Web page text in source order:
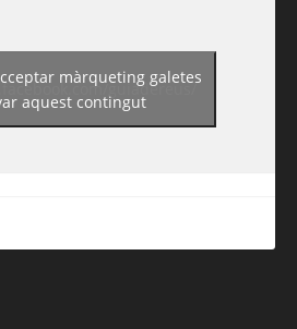
guiadereus/
màrqueting galetes
aquest contingut